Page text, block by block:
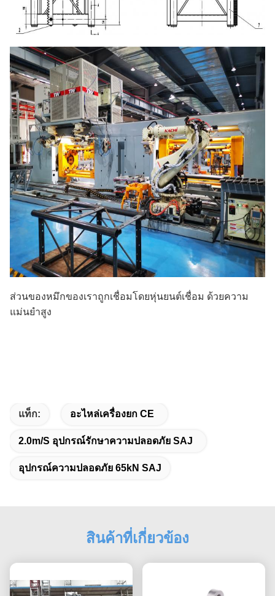
ส่วนของหมึกของเราถูกเชื่อมโดยหุ่นยนต์เชื่อม ด้วยความ
แม่นยําสูง
แท็ก: อะไหล่เครื่องยก CE
2.0m/s อุปกรณ์รักษาความปลอดภัย SAJ
อุปกรณ์ความปลอดภัย 65kN SAJ
สินค้าที่เกี่ยวข้อง